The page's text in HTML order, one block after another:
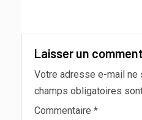
Laisser un
Votre adresse e-mail ne
champs obligatoires
Commentaire *